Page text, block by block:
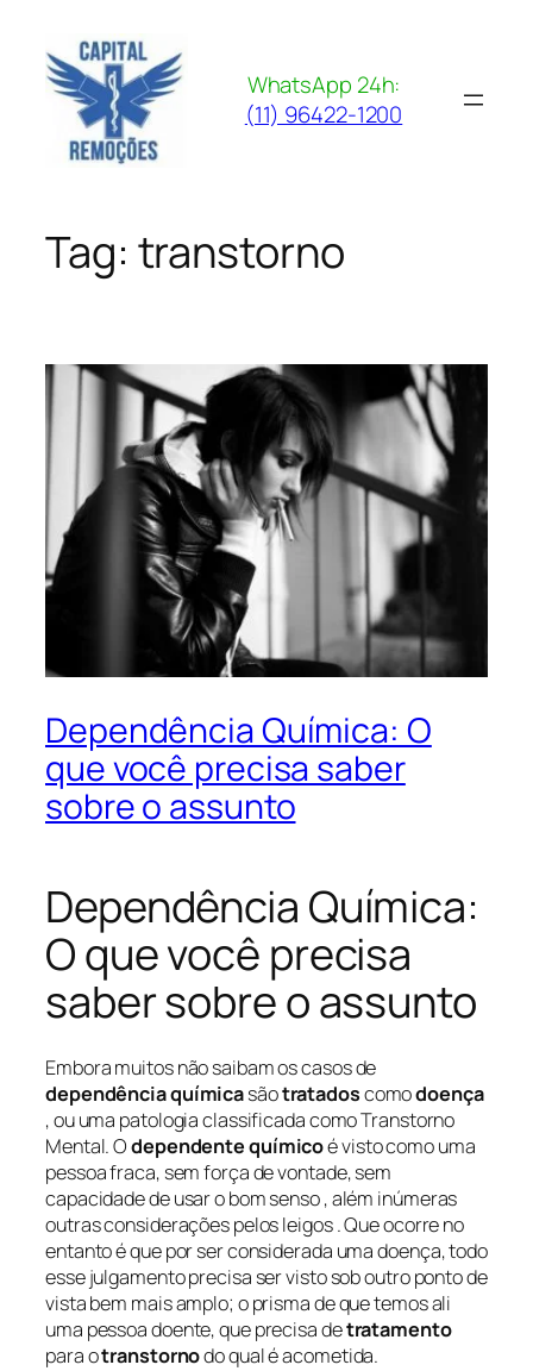
para
conteúdo
WhatsApp 24h:
(11) 96422-1200
Tag: transtorno
Dependência Química: O
que você precisa saber
sobre o assunto
Dependência Química:
O que você precisa
saber sobre o assunto
Embora muitos não saibam os casos de
dependência químicasãotratadoscomodoença
, ou uma patologia classificada como Transtorno
Mental. Odependente químicoé visto como uma
pessoa fraca, sem força de vontade, sem
capacidade de usar o bom senso , além inúmeras
outras considerações pelos leigos . Que ocorre no
entanto é que por ser considerada uma doença, todo
esse julgamento precisa ser visto sob outro ponto de
vista bem mais amplo; o prisma de que temos ali
uma pessoa doente, que precisa detratamento
para otranstornodo qual é acometida.